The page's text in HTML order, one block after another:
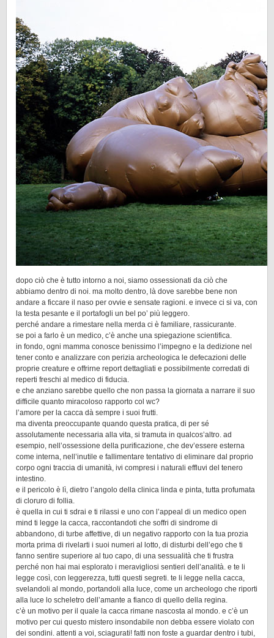
dopo ciò che è tutto intorno a noi, siamo ossessionati da ciò che
abbiamo dentro di noi. ma molto dentro, là dove sarebbe bene non
andare a ficcare il naso per ovvie e sensate ragioni. e invece ci si va, con
la testa pesante e il portafogli un bel po’ più leggero.
perché andare a rimestare nella merda ci è familiare, rassicurante.
se poi a farlo è un medico, c’è anche una spiegazione scientifica.
in fondo, ogni mamma conosce benissimo l’impegno e la dedizione nel
tener conto e analizzare con perizia archeologica le defecazioni delle
proprie creature e offrirne report dettagliati e possibilmente corredati di
reperti freschi al medico di fiducia.
e che anziano sarebbe quello che non passa la giornata a narrare il suo
difficile quanto miracoloso rapporto col wc?
l’amore per la cacca dà sempre i suoi frutti.
ma diventa preoccupante quando questa pratica, di per sé
assolutamente necessaria alla vita, si tramuta in qualcos’altro. ad
esempio, nell’ossessione della purificazione, che dev’essere esterna
come interna, nell’inutile e fallimentare tentativo di eliminare dal proprio
corpo ogni traccia di umanità, ivi compresi i naturali effluvi del tenero
intestino.
e il pericolo è lì, dietro l’angolo della clinica linda e pinta, tutta profumata
di cloruro di follia.
è quella in cui ti sdrai e ti rilassi e uno con l’appeal di un medico open
mind ti legge la cacca, raccontandoti che soffri di sindrome di
abbandono, di turbe affettive, di un negativo rapporto con la tua prozia
morta prima di rivelarti i suoi numeri al lotto, di disturbi dell’ego che ti
fanno sentire superiore al tuo capo, di una sessualità che ti frustra
perché non hai mai esplorato i meravigliosi sentieri dell’analità. e te li
legge così, con leggerezza, tutti questi segreti. te li legge nella cacca,
svelandoli al mondo, portandoli alla luce, come un archeologo che riporti
alla luce lo scheletro dell’amante a fianco di quello della regina.
c’è un motivo per il quale la cacca rimane nascosta al mondo. e c’è un
motivo per cui questo mistero insondabile non debba essere violato con
dei sondini. attenti a voi, sciagurati! fatti non foste a guardar dentro i tubi,